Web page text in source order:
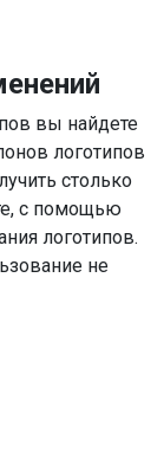
вы найдете
логотипов
столько
с помощью
логотипов.
не